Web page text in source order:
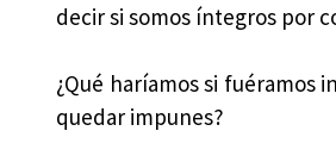
decir si somos íntegros por
¿Qué haríamos si fuéramos
quedar impunes?